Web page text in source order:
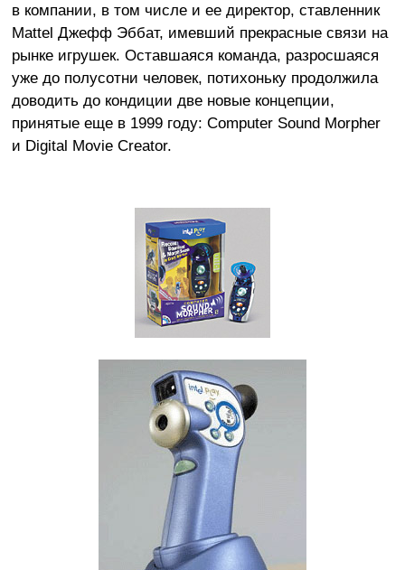
в компании, в том числе и ее директор, ставленник
Mattel Джефф Эббат, имевший прекрасные связи на
рынке игрушек. Оставшаяся команда, разросшаяся
уже до полусотни человек, потихоньку продолжила
доводить до кондиции две новые концепции,
принятые еще в 1999 году: Computer Sound Morpher
и Digital Movie Creator.